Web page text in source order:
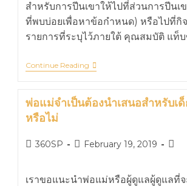
สำหรับการปีนเขาให้ไปที่ส่วนการปีนเ
ที่พบบ่อยเพื่อหาข้อกำหนด) หรือไปที่กิ
รายการที่ระบุไว้ภายใต้ คุณสมบัติ แท็บ
Continue Reading
พ่อแม่จำเป็นต้องนำเสนอสำหรับเ
หรือไม่
360SP February 19, 2019
เราขอแนะนำพ่อแม่หรือผู้ดูแลผู้ดูแลที่